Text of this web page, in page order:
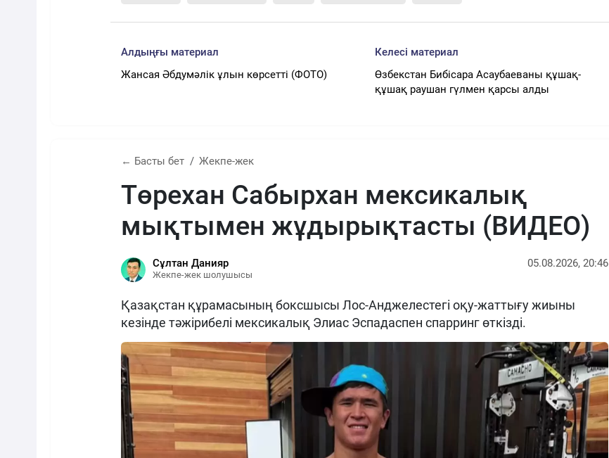
Алдыңғы материал
Жансая Әбдумәлік ұлын көрсетті (ФОТО)
Келесі материал
Өзбекстан Бибісара Асаубаеваны құшақ-
құшақ раушан гүлмен қарсы алды
← Басты бет Жекпе-жек
Төрехан Сабырхан мексикалық
мықтымен жұдырықтасты (ВИДЕО)
Сұлтан Данияр
Жекпе-жек шолушысы
05.08.2026, 20:46
Қазақстан құрамасының боксшысы Лос-Анджелестегі оқу-жаттығу жиыны
кезінде тәжірибелі мексикалық Элиас Эспадаспен спарринг өткізді.